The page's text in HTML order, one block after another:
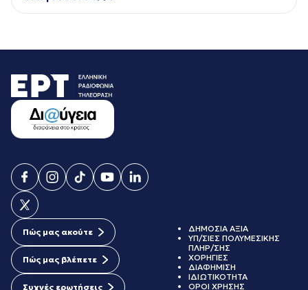
Πώς μας ακούτε
Πώς μας βλέπετε
Συχνές ερωτήσεις
ΔΗΜΟΣΙΑ ΑΞΙΑ
ΥΠ/ΣΙΕΣ ΠΟΛΥΜΕΣΙΚΗΣ
ΠΛΗΡ/ΣΗΣ
ΧΟΡΗΓΙΕΣ
ΔΙΑΦΗΜΙΣΗ
ΙΔΙΩΤΙΚΟΤΗΤΑ
ΟΡΟΙ ΧΡΗΣΗΣ